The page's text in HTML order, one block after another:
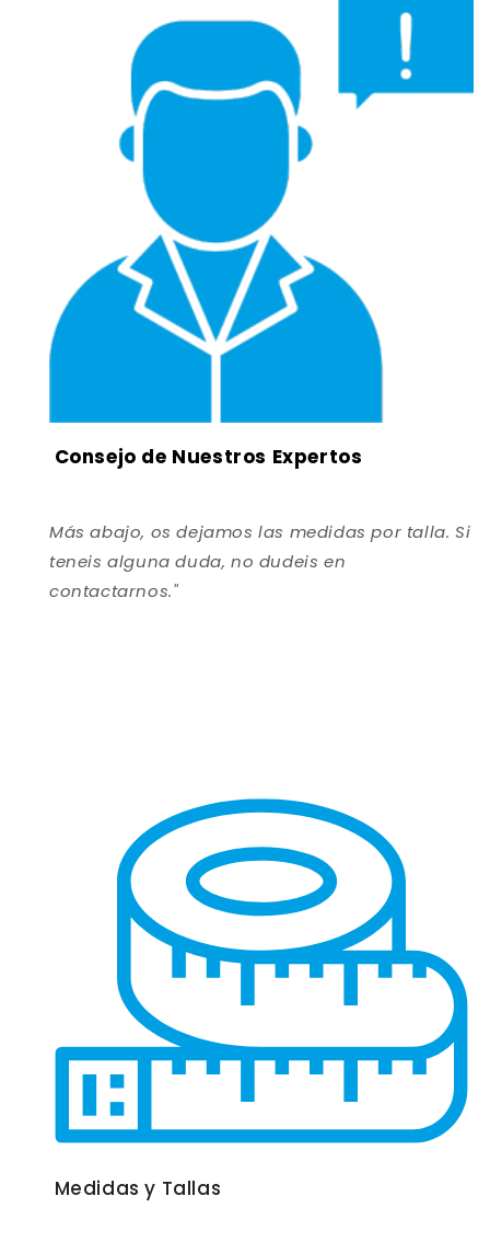
Consejo de Nuestros Expertos
Más abajo, os dejamos las medidas por talla. Si
teneis alguna duda, no dudeis en
contactarnos."
Medidas y Tallas